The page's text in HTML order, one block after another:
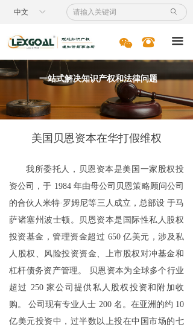
ꀅ
中文 ꄙ
뀰
너 끀
首页
服务领域
专利
国际业务
案例节选
新闻资讯
专业人员
人才招聘
关于我们
联系我们
一站式解决知识产权和法律问题
美国贝恩资本在华打假维权
我所委托人，贝恩资本是美国一家股权投
资公司，于 1984 年由母公司贝恩策略顾问公司
的合伙人米特·罗姆尼等三人成立，总部设 于马
萨诸塞州波士顿。贝恩资本是国际性私人股权
投资基金，管理资金超过 650 亿美元，涉及私
人股权、风险投资资金、上市股权对冲基金和
杠杆债务资产管理。 贝恩资本为全球多个行业
超过 250 家公司提供私人股权投资和附加收
购。 公司现有专业人士 200 名。在亚洲的约 10
亿美元投资中，过半数以上投在中国市场的七